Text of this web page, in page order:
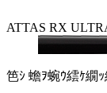
ATTAS RX
笆ｼ 蟾ｦ蜿ｳ繧ｹ繝